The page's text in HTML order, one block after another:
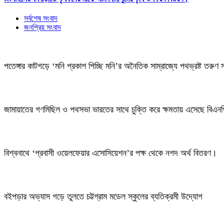
সর্বশেষ সংবাদ
জনপ্রিয় সংবাদ
পতেঙ্গার কাটগড়ে ‘মনি প্রকাশ পিচ্ছি মনি’র অনৈতিক সাম্রাজ্যে পথভ্রষ্ট তরুণ
জামায়াতের গণমিছিল ও পথসভা ভারতের সাথে চুক্তি করে ক্ষমতায় এসেছে
বিশ্বনাথে ‘প্রবাসী ওয়েলফেয়ার এসোসিয়েশন’র পক্ষ থেকে নগদ অর্থ বিতরণ।
বইপড়ার অভ্যাস গড়ে তুলতে চট্টগ্রাম মডেল স্কুলের ব্যতিক্রমী উদ্যোগ